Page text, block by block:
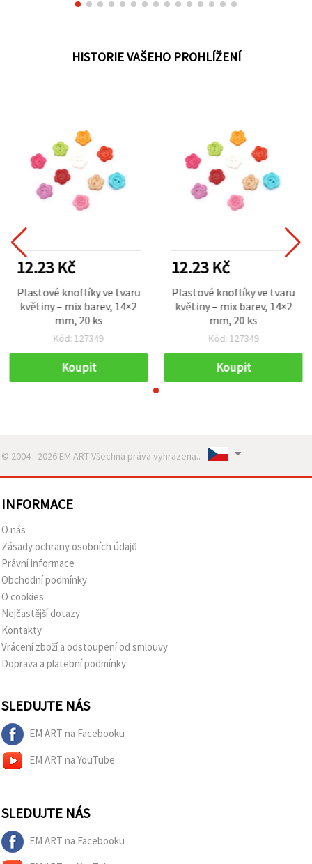
HISTORIE VAŠEHO PROHLÍŽENÍ
12.23 Kč
Plastové knoflíky ve tvaru
květiny – mix barev, 14×2
mm, 20 ks
Kód: 127349
Koupit
12.23 Kč
Plastové knoflíky ve tvaru
květiny – mix barev, 14×2
mm, 20 ks
Kód: 127349
Koupit
© 2004 - 2026 EM ART Všechna práva vyhrazena..
INFORMACE
O nás
Zásady ochrany osobních údajů
Právní informace
Obchodní podmínky
O cookies
Nejčastější dotazy
Kontakty
Vrácení zboží a odstoupení od smlouvy
Doprava a platební podmínky
SLEDUJTE NÁS
EM ART na Facebooku
EM ART na YouTube
SLEDUJTE NÁS
EM ART na Facebooku